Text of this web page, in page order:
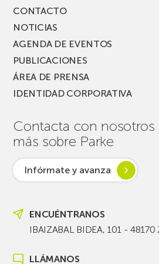
CONTACTO
NOTICIAS
AGENDA DE EVENTOS
PUBLICACIONES
ÁREA DE PRENSA
IDENTIDAD CORPORATIVA
Contacta con nosotros
más sobre Parke
Infórmate y avanza
ENCUÉNTRANOS
IBAIZABAL BIDEA, 101 -
LLÁMANOS